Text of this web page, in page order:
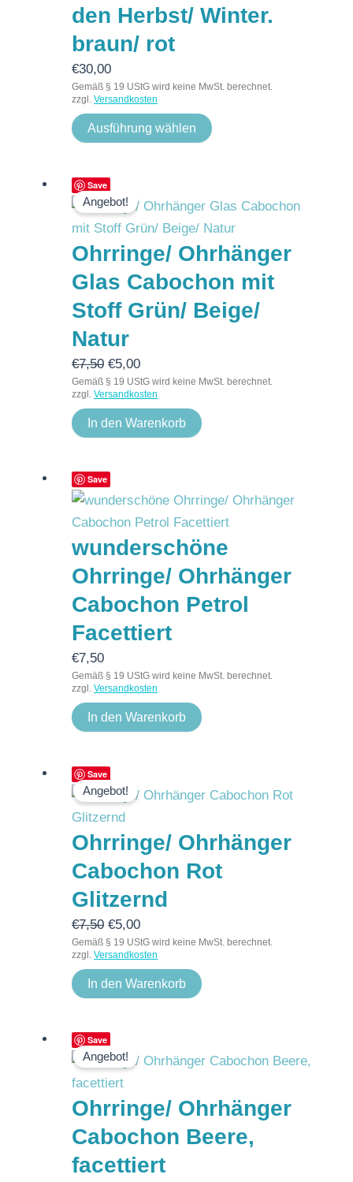
den Herbst/ Winter.
braun/ rot
€30,00
Gemäß § 19 UStG wird keine MwSt. berechnet.
zzgl. Versandkosten
Ausführung wählen
Save
Angebot!
Ohrringe/ Ohrhänger
Glas Cabochon mit
Stoff Grün/ Beige/
Natur
€7,50
Ursprünglicher
Preis
war:
€7,50
€5,00
Preis
ist:
€5,00.
Gemäß § 19 UStG wird keine MwSt. berechnet.
zzgl. Versandkosten
In den Warenkorb
Save
wunderschöne
Ohrringe/ Ohrhänger
Cabochon Petrol
Facettiert
€7,50
Gemäß § 19 UStG wird keine MwSt. berechnet.
zzgl. Versandkosten
In den Warenkorb
Save
Angebot!
Ohrringe/ Ohrhänger
Cabochon Rot
Glitzernd
€7,50
Ursprünglicher
Preis
war:
€7,50
€5,00
Preis
€5,00.
Gemäß § 19 UStG wird keine MwSt. berechnet.
zzgl. Versandkosten
In den Warenkorb
Save
Angebot!
Ohrringe/ Ohrhänger
Cabochon Beere,
facettiert
Ursprünglicher
Preis
war:
€7,50
Preis
€5,00.